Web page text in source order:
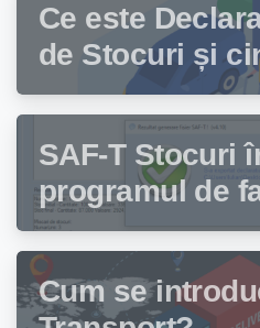
Ce este
de Stocuri și
să depună
declarație?
SAF-T Stocuri
programul de
gestiune
Cum se